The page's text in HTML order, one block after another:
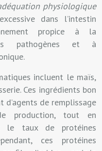
physiologique
dans l’intestin
propice à la
pathogènes et à
incluent le maïs,
Ces ingrédients bon
d’agents de remplissage
production, tout en
le taux de protéines
ces protéines